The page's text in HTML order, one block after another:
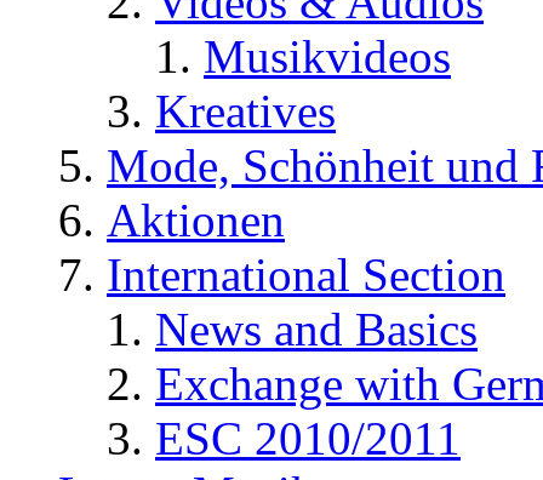
Musikvideos
Kreatives
Mode, Schönheit und
Aktionen
International Section
News and Basics
Exchange with
ESC 2010/2011